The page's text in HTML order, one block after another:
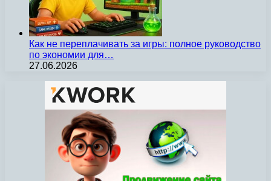
Как не переплачивать за игры: полное руководство
по экономии для…
27.06.2026